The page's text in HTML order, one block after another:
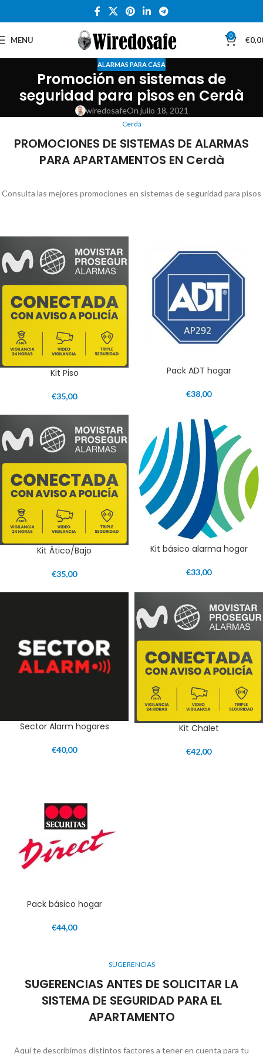
MENU 0 €
ALARMAS PARA CASA
Promoción en sistemas de
seguridad para pisos en Cerdà
wiredosafeOn julio 18, 2021
Cerdà
PROMOCIONES DE SISTEMAS DE ALARMAS
PARA APARTAMENTOS EN Cerdà
Consulta las mejores promociones en sistemas de seguridad para pisos
Kit Piso
€35,00
Pack ADT hogar
€38,00
Kit Ático/Bajo
€35,00
Kit básico alarma hogar
€33,00
Sector Alarm hogares
€40,00
Kit Chalet
€42,00
Pack básico hogar
€44,00
SUGERENCIAS
SUGERENCIAS ANTES DE SOLICITAR LA
SISTEMA DE SEGURIDAD PARA EL
APARTAMENTO
Aquí te describimos distintos factores a tener en cuenta para tu